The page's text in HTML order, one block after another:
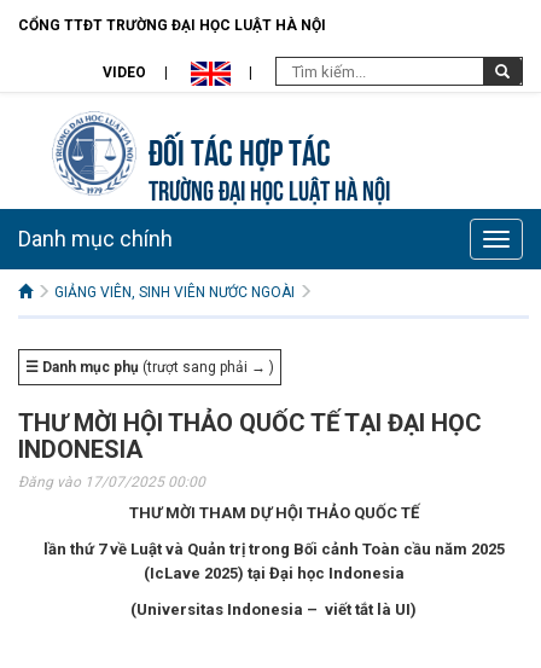
CỔNG TTĐT TRƯỜNG ĐẠI HỌC LUẬT HÀ NỘI
VIDEO
Đối tác hợp tác
TRƯỜNG ĐẠI HỌC LUẬT HÀ NỘI
Toggle
Danh mục chính
GIẢNG VIÊN, SINH VIÊN NƯỚC NGOÀI
☰ Danh mục phụ (trượt sang phải → )
THƯ MỜI HỘI THẢO QUỐC TẾ TẠI ĐẠI HỌC
INDONESIA
Đăng vào 17/07/2025 00:00
THƯ MỜI THAM DỰ HỘI THẢO QUỐC TẾ
lần thứ 7 về Luật và Quản trị trong Bối cảnh Toàn cầu năm 2025
(IcLave 2025) tại Đại học Indonesia
(Universitas Indonesia – viết tắt là UI)